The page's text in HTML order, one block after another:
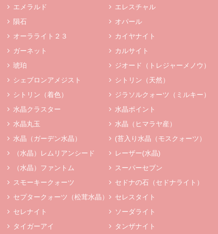
エメラルド
エレスチャル
隕石
オパール
オーラライト２３
カイヤナイト
ガーネット
カルサイト
琥珀
ジオード（トレジャーメノウ）
シェブロンアメジスト
シトリン（天然）
シトリン（着色）
ジラソルクォーツ（ミルキー）
水晶クラスター
水晶ポイント
水晶丸玉
水晶（ヒマラヤ産）
水晶（ガーデン水晶）
(苔入り水晶（モスクォーツ）
（水晶）レムリアンシード
レーザー(水晶)
（水晶）ファントム
スーパーセブン
スモーキークォーツ
セドナの石（セドナライト）
セプタークォーツ（松茸水晶）
セレスタイト
セレナイト
ソーダライト
タイガーアイ
タンザナイト